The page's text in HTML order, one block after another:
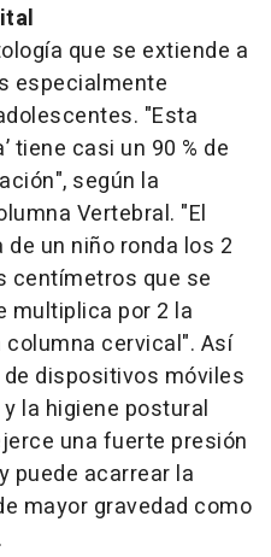
que se extiende a
especialmente
"Esta
tiene casi un 90 % de
según la
Vertebral. "El
un niño ronda los 2
centímetros que se
multiplica por 2 la
cervical". Así
dispositivos móviles
y la higiene postural
una fuerte presión
puede acarrear la
mayor gravedad como